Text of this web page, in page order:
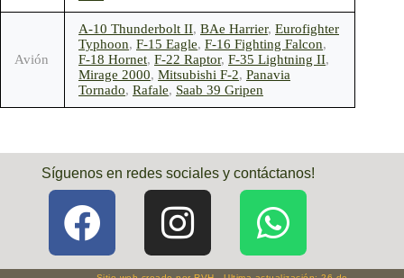
Avión
A-10 Thunderbolt II, BAe Harrier, Eurofighter
Typhoon, F-15 Eagle, F-16 Fighting Falcon,
F-18 Hornet, F-22 Raptor, F-35 Lightning II,
Mirage 2000, Mitsubishi F-2, Panavia
Tornado, Rafale, Saab 39 Gripen
Síguenos en redes sociales y contáctanos!